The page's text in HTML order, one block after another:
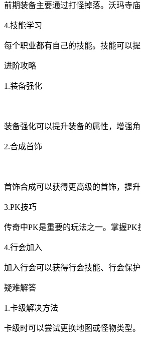
前期装备主要通过打怪掉落。沃玛寺
4.技能学习
每个职业都有自己的技能。技能可以
进阶攻略
1.装备强化
装备强化可以提升装备的属性，增强
2.合成首饰
首饰合成可以获得更高级的首饰，提
3.PK技巧
传奇中PK是重要的玩法之一。掌握PK
4.行会加入
加入行会可以获得行会技能、行会保
疑难解答
1.卡级解决方法
卡级时可以尝试更换地图或怪物类型